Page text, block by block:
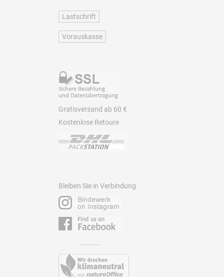
Lastschrift
Vorauskasse
Gratisversand ab 60 €
Kostenlose Retoure
Bleiben Sie in Verbindung